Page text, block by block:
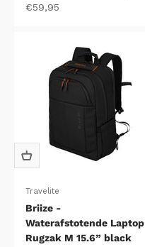
Aanbiedingsprijs
€59,95
Travelite
Briize -
Waterafstotende Laptop
Rugzak M 15.6” black